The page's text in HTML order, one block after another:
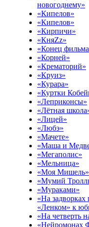
новогоднему»
«Кипелов»
«Кипелов»
«Кирпичи»
«КняZz»
«Конец
«Корней»
«Крематорий»
«Круиз»
«Курара»
«Куртки
«Леприконсы»
«Лётная
«Лицей»
«Любэ»
«Мачете»
«Маша и
«Мегаполис»
«Мельница»
«Моя Мишель»
«Мумий
«Мураками»
«На задворках
«Ленком» к
«На четверть
«Нейромонах